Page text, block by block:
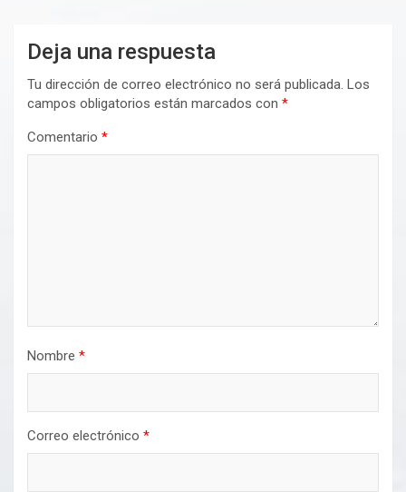
Deja una respuesta
Tu dirección de correo electrónico no será publicada. Los
campos obligatorios están marcados con *
Comentario *
Nombre *
Correo electrónico *